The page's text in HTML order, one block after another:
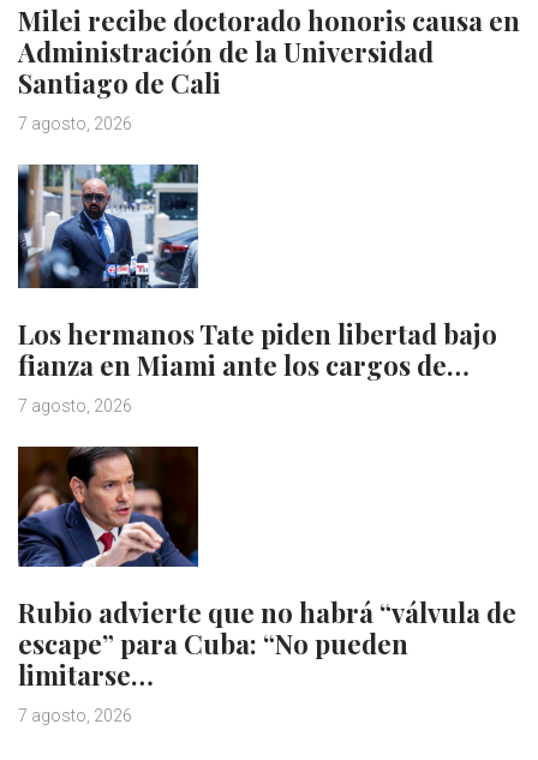
Milei recibe doctorado honoris causa en
Administración de la Universidad
Santiago de Cali
7 agosto, 2026
Los hermanos Tate piden libertad bajo
fianza en Miami ante los cargos de…
7 agosto, 2026
Rubio advierte que no habrá “válvula de
escape” para Cuba: “No pueden
limitarse…
7 agosto, 2026